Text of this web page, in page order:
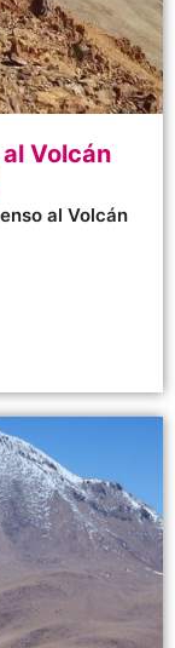
Volcán
al Volcán